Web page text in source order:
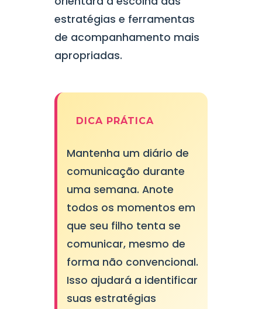
estratégias e ferramentas
de acompanhamento mais
apropriadas.
DICA PRÁTICA
Mantenha um diário de
comunicação durante
uma semana. Anote
todos os momentos em
que seu filho tenta se
comunicar, mesmo de
forma não convencional.
Isso ajudará a identificar
suas estratégias